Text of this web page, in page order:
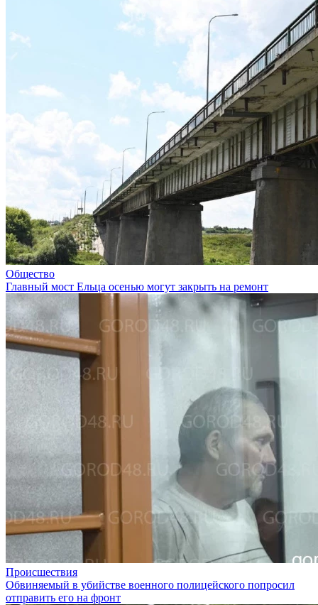
Общество
Главный мост Ельца осенью могут закрыть на ремонт
Происшествия
Обвиняемый в убийстве военного полицейского попросил
отправить его на фронт